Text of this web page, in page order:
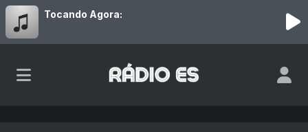
Tocando Agora: